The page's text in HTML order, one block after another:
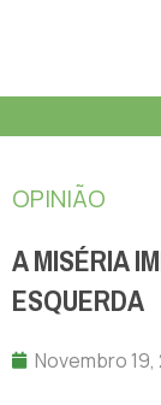
OPINIÃO
A MISÉRIA
ESQUERDA
Novembro 19,